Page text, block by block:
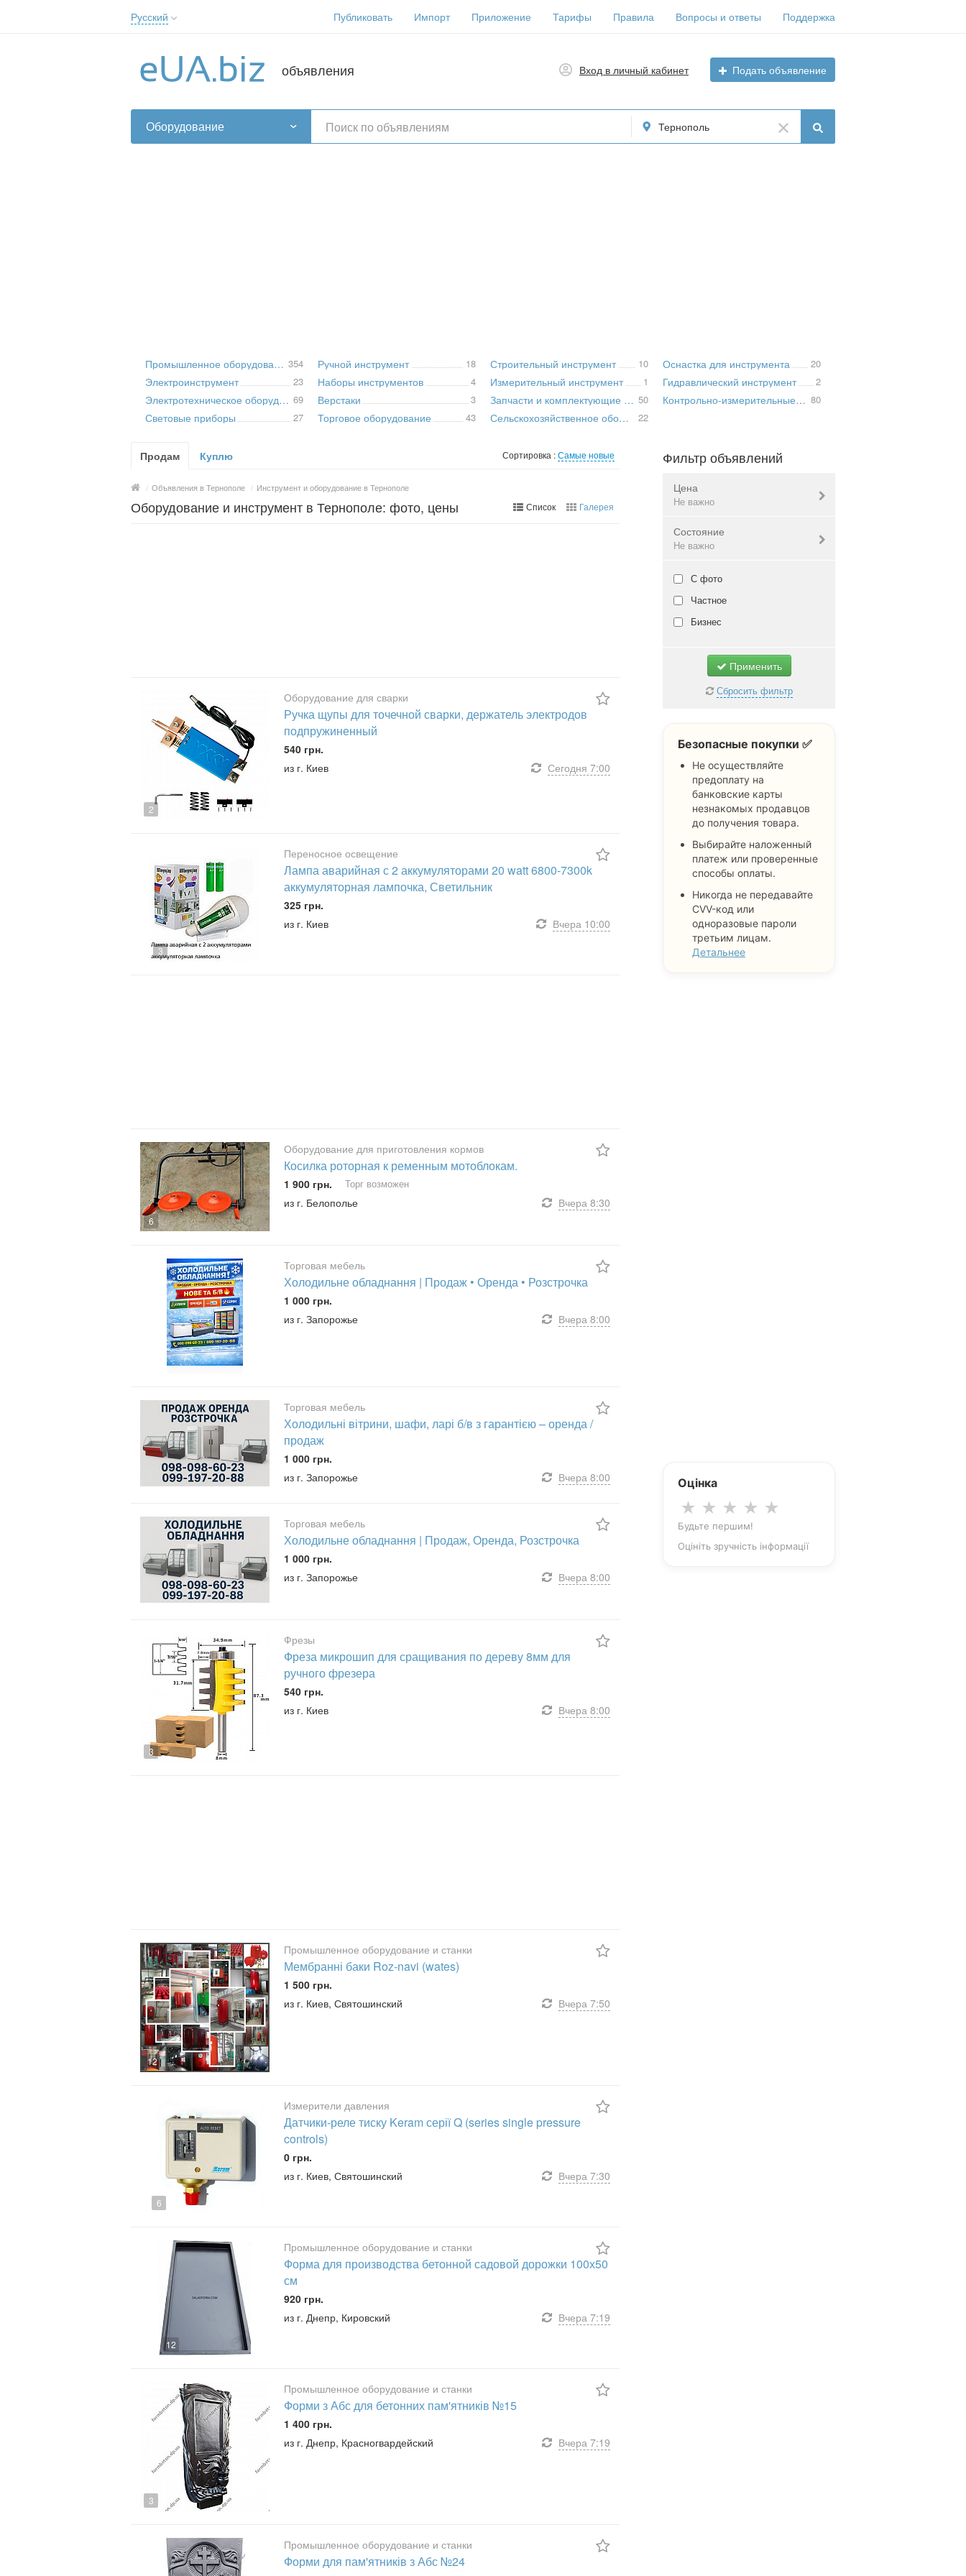
Русский
Українська
Публиковать Импорт Приложение Тарифы Правила Вопросы и ответы Поддержка
объявления Вход в личный кабинет Подать объявление
Оборудование Тернополь
Промышленное оборудование и станки 354
Электроинструмент 23
Электротехническое оборудование 69
Световые приборы 27
Ручной инструмент 18
Наборы инструментов 4
Верстаки 3
Торговое оборудование 43
Строительный инструмент 10
Измерительный инструмент 1
Запчасти и комплектующие для инструмента 50
Сельскохозяйственное оборудование 22
Оснастка для инструмента 20
Гидравлический инструмент 2
Контрольно-измерительные приборы 80
Продам Куплю Сортировка :Самые новые
/ Объявления в Тернополе / Инструмент и оборудование в Тернополе
Оборудование и инструмент в Тернополе: фото, цены Список Галерея
2
Оборудование для сварки
Ручка щупы для точечной сварки, держатель электродов
подпружиненный
540 грн.
из г. Киев
Сегодня 7:00
3
Переносное освещение
Лампа аварийная с 2 аккумуляторами 20 watt 6800-7300k
аккумуляторная лампочка, Светильник
325 грн.
из г. Киев
Вчера 10:00
6
Оборудование для приготовления кормов
Косилка роторная к ременным мотоблокам.
1 900 грн. Торг возможен
из г. Белополье Вчера 8:30
Торговая мебель
Холодильне обладнання | Продаж • Оренда • Розстрочка
1 000 грн.
из г. Запорожье
Вчера 8:00
Торговая мебель
Холодильні вітрини, шафи, ларі б/в з гарантією – оренда /
продаж
1 000 грн.
из г. Запорожье
Вчера 8:00
Торговая мебель
Холодильне обладнання | Продаж, Оренда, Розстрочка
1 000 грн.
из г. Запорожье
Вчера 8:00
3
Фрезы
Фреза микрошип для сращивания по дереву 8мм для
ручного фрезера
540 грн.
из г. Киев
Вчера 8:00
12
Промышленное оборудование и станки
Мембранні баки Roz-navi (wates)
1 500 грн.
из г. Киев, Святошинский
Вчера 7:50
6
Измерители давления
Датчики-реле тиску Keram серії Q (series single pressure
controls)
0 грн.
из г. Киев, Святошинский
Вчера 7:30
12
Промышленное оборудование и станки
Форма для производства бетонной садовой дорожки 100х50
см
920 грн.
из г. Днепр, Кировский
Вчера 7:19
3
Промышленное оборудование и станки
Форми з Абс для бетонних пам'ятників №15
1 400 грн.
из г. Днепр, Красногвардейский
Вчера 7:19
Промышленное оборудование и станки
Форми для пам'ятників з Абс №24
Фильтр объявлений
Цена
Не важно
Валюта:грн.
Не важно
Состояние
Не важно
Новое
Б/у
Не важно
С фото
Частное
Бизнес
Применить
Сбросить фильтр
Безопасные покупки ✅
Не осуществляйте
предоплату на
банковские карты
незнакомых продавцов
до получения товара.
Выбирайте наложенный
платеж или проверенные
способы оплаты.
Никогда не передавайте
CVV-код или
одноразовые пароли
третьим лицам.
Детальнее
Оцінка
★ ★ ★ ★ ★
Будьте першим!
Оцініть зручність інформації